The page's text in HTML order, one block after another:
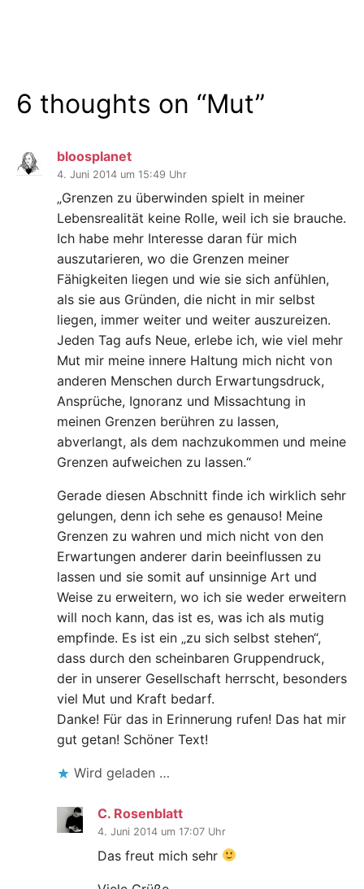
6 thoughts on “Mut”
bloosplanet
4. Juni 2014 um 15:49 Uhr
„Grenzen zu überwinden spielt in meiner
Lebensrealität keine Rolle, weil ich sie brauche.
Ich habe mehr Interesse daran für mich
auszutarieren, wo die Grenzen meiner
Fähigkeiten liegen und wie sie sich anfühlen,
als sie aus Gründen, die nicht in mir selbst
liegen, immer weiter und weiter auszureizen.
Jeden Tag aufs Neue, erlebe ich, wie viel mehr
Mut mir meine innere Haltung mich nicht von
anderen Menschen durch Erwartungsdruck,
Ansprüche, Ignoranz und Missachtung in
meinen Grenzen berühren zu lassen,
abverlangt, als dem nachzukommen und meine
Grenzen aufweichen zu lassen.“
Gerade diesen Abschnitt finde ich wirklich sehr
gelungen, denn ich sehe es genauso! Meine
Grenzen zu wahren und mich nicht von den
Erwartungen anderer darin beeinflussen zu
lassen und sie somit auf unsinnige Art und
Weise zu erweitern, wo ich sie weder erweitern
will noch kann, das ist es, was ich als mutig
empfinde. Es ist ein „zu sich selbst stehen“,
dass durch den scheinbaren Gruppendruck,
der in unserer Gesellschaft herrscht, besonders
viel Mut und Kraft bedarf.
Danke! Für das in Erinnerung rufen! Das hat mir
gut getan! Schöner Text!
Wird geladen …
C. Rosenblatt
4. Juni 2014 um 17:07 Uhr
Das freut mich sehr